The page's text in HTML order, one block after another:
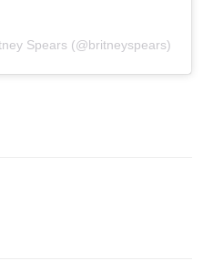
Spears (@britneyspears)